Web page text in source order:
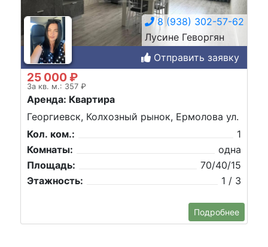
8 (938) 302-57-62
Лусине Геворгян
Отправить заявку
25 000 ₽
За кв. м.: 357 ₽
Аренда: Квартира
Георгиевск, Колхозный рынок, Ермолова ул.
Кол. ком.:
1
Комнаты:
одна
Площадь:
70/40/15
Этажность:
1 / 3
Подробнее